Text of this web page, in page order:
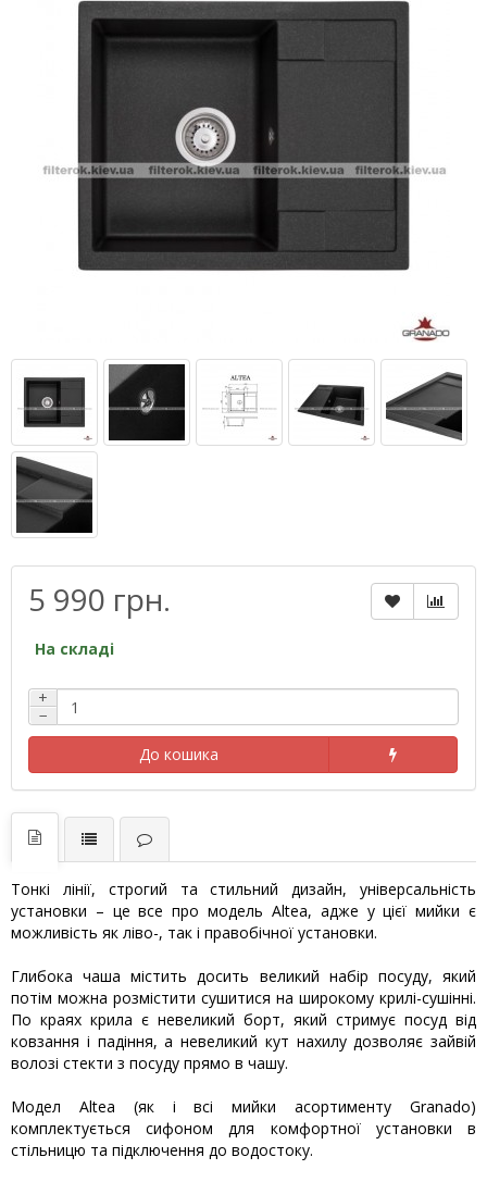
5 990 грн.
На складі
+
−
До кошика
Тонкі лінії, строгий та стильний дизайн, універсальність
установки – це все про модель Altea, адже у цієї мийки є
можливість як ліво-, так і правобічної установки.
Глибока чаша містить досить великий набір посуду, який
потім можна розмістити сушитися на широкому крилі-сушінні.
По краях крила є невеликий борт, який стримує посуд від
ковзання і падіння, а невеликий кут нахилу дозволяє зайвій
волозі стекти з посуду прямо в чашу.
Модел Altea (як і всі мийки асортименту Granado)
комплектується сифоном для комфортної установки в
стільницю та підключення до водостоку.